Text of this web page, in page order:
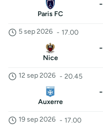
Paris FC
-
5 sep 2026 - 17.00
Nice
-
12 sep 2026 - 20.45
Auxerre
-
19 sep 2026 - 17.00